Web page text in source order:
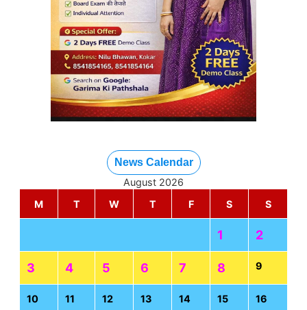
News Calendar
August 2026
M
T W T F S S
1 2
3 4 5 6 7 8 9
10 11 12 13 14 15 16